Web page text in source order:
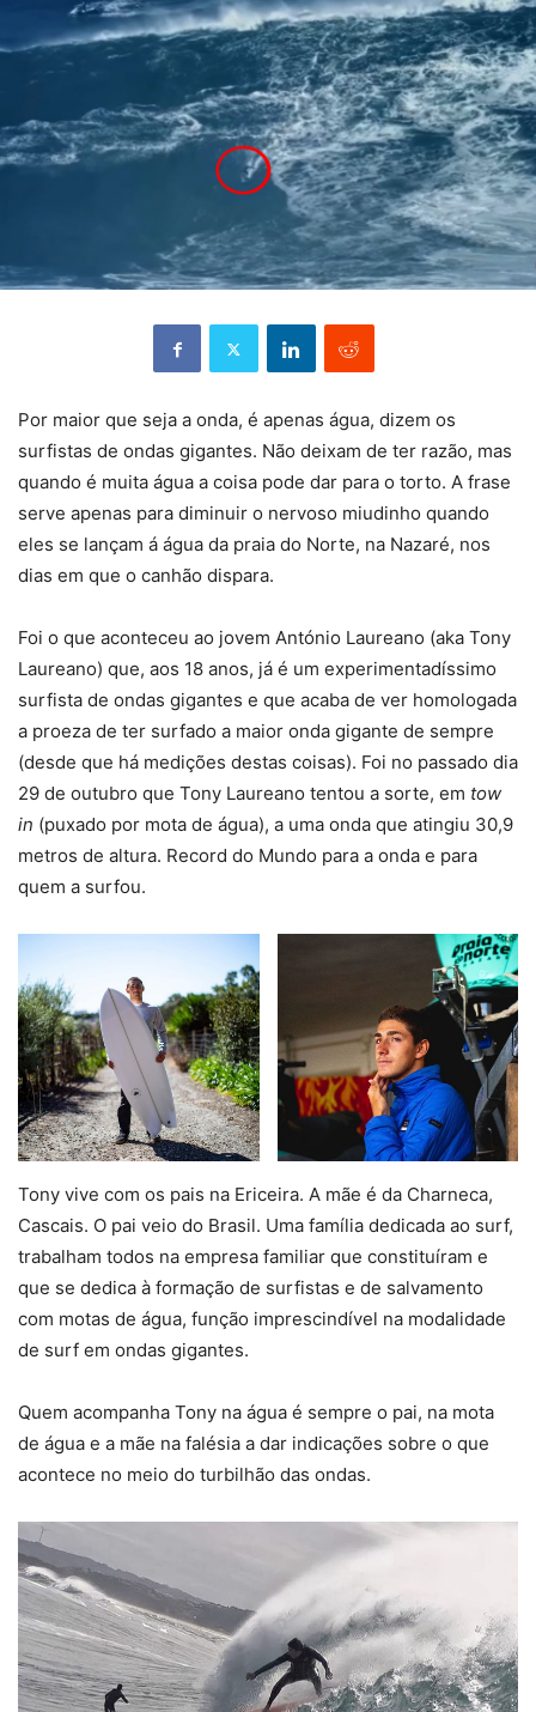
Por maior que seja a onda, é apenas água, dizem os
surfistas de ondas gigantes. Não deixam de ter razão, mas
quando é muita água a coisa pode dar para o torto. A frase
serve apenas para diminuir o nervoso miudinho quando
eles se lançam á água da praia do Norte, na Nazaré, nos
dias em que o canhão dispara.
Foi o que aconteceu ao jovem António Laureano (aka Tony
Laureano) que, aos 18 anos, já é um experimentadíssimo
surfista de ondas gigantes e que acaba de ver homologada
a proeza de ter surfado a maior onda gigante de sempre
(desde que há medições destas coisas). Foi no passado dia
29 de outubro que Tony Laureano tentou a sorte, em tow
in (puxado por mota de água), a uma onda que atingiu 30,9
metros de altura. Record do Mundo para a onda e para
quem a surfou.
Tony vive com os pais na Ericeira. A mãe é da Charneca,
Cascais. O pai veio do Brasil. Uma família dedicada ao surf,
trabalham todos na empresa familiar que constituíram e
que se dedica à formação de surfistas e de salvamento
com motas de água, função imprescindível na modalidade
de surf em ondas gigantes.
Quem acompanha Tony na água é sempre o pai, na mota
de água e a mãe na falésia a dar indicações sobre o que
acontece no meio do turbilhão das ondas.